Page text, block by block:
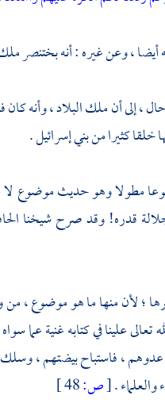
، وعن غيره : أنه بختنصر
، إلى أن ملك البلاد ، وأنه
خلقا كثيرا منبني إسرائيل.
مطولا وهو حديث موضوع لا
قدره! وقد صرح شيخنا
؛ لأن منها ما هو موضوع
علينا في كتابه غنية عما
عدوهم ، فاستباح بيضتهم ،
.
[ص: